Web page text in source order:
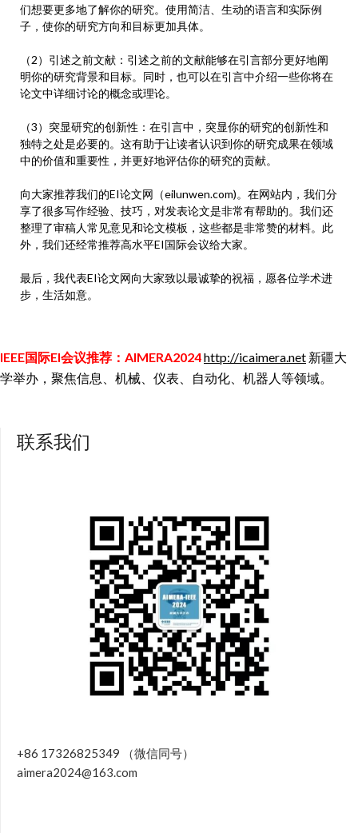
们想要更多地了解你的研究。使用简洁、生动的语言和实际例
子，使你的研究方向和目标更加具体。
（2）引述之前文献：引述之前的文献能够在引言部分更好地阐
明你的研究背景和目标。同时，也可以在引言中介绍一些你将在
论文中详细讨论的概念或理论。
（3）突显研究的创新性：在引言中，突显你的研究的创新性和
独特之处是必要的。这有助于让读者认识到你的研究成果在领域
中的价值和重要性，并更好地评估你的研究的贡献。
向大家推荐我们的EI论文网（eilunwen.com)。在网站内，我们分
享了很多写作经验、技巧，对发表论文是非常有帮助的。我们还
整理了审稿人常见意见和论文模板，这些都是非常赞的材料。此
外，我们还经常推荐高水平EI国际会议给大家。
最后，我代表EI论文网向大家致以最诚挚的祝福，愿各位学术进
步，生活如意。
IEEE国际EI会议推荐：AIMERA2024http://icaimera.net 新疆大
学举办，聚焦信息、机械、仪表、自动化、机器人等领域。
联系我们
+86 17326825349 （微信同号）
aimera2024@163.com